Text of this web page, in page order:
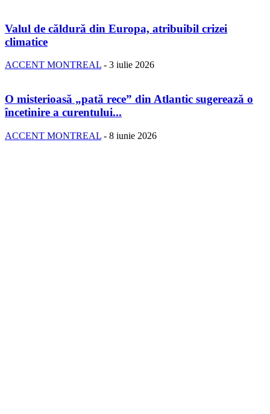
Valul de căldură din Europa, atribuibil crizei
climatice
ACCENT MONTREAL - 3 iulie 2026
O misterioasă „pată rece” din Atlantic sugerează o
încetinire a curentului...
ACCENT MONTREAL - 8 iunie 2026